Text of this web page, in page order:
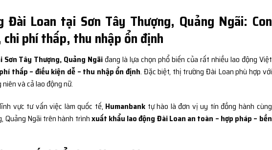
Loan tại Sơn Tây Thượng, Quảng Ngãi: Con
phí thấp, thu nhập ổn định
Tây Thượng, Quảng Ngãiđang là lựa chọn phổ biến của rất nhiều lao động Việt
thấp – điều kiện dễ – thu nhập ổn định. Đặc biệt, thị trường Đài Loan phù hợp với
và cả lao động nữ.
vực tư vấn việc làm quốc tế, Humanbank tự hào là đơn vị uy tín đồng hành cùng
Quảng Ngãi trên hành trìnhxuất khẩu lao động Đài Loan an toàn – hợp pháp – bền